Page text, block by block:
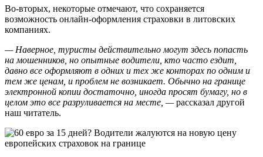
Во-вторых, некоторые отмечают, что сохраняется
возможность онлайн-оформления страховки в литовских
компаниях.
— Наверное, туристы действительно могут здесь попасть
на мошенников, но опытные водители, кто часто ездит,
давно все оформляют в одних и тех же конторах по одним и
тем же ценам, и проблем не возникает. Обычно на границе
электронной копии достаточно, иногда просят бумагу, но в
целом это все разруливается на месте, —рассказал другой
наш читатель.